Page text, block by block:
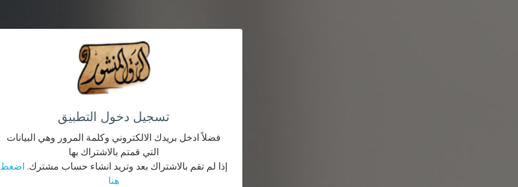
تسجيل دخول التطبيق
فضلاً ادخل بريدك الالكتروني وكلمة المرور وهي البيانات
التي قمتم بالاشتراك بها
إذا لم تقم بالاشتراك بعد وتريد انشاء حساب مشترك. اضغط
هنا